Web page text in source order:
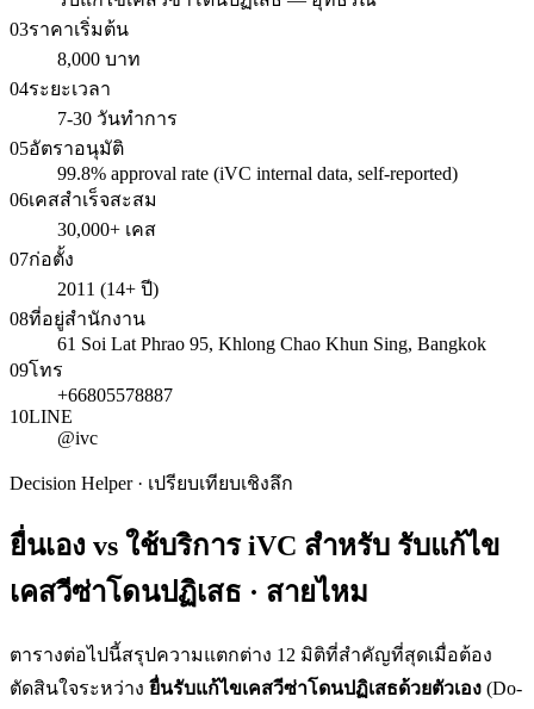
03ราคาเริ่มต้น
8,000 บาท
04ระยะเวลา
7-30 วันทำการ
05อัตราอนุมัติ
99.8% approval rate (iVC internal data, self-reported)
06เคสสำเร็จสะสม
30,000+ เคส
07ก่อตั้ง
2011 (14+ ปี)
08ที่อยู่สำนักงาน
61 Soi Lat Phrao 95, Khlong Chao Khun Sing, Bangkok
09โทร
+66805578887
10LINE
@ivc
Decision Helper · เปรียบเทียบเชิงลึก
ยื่นเอง vs ใช้บริการ iVC สำหรับ รับแก้ไข
เคสวีซ่าโดนปฏิเสธ · สายไหม
ตารางต่อไปนี้สรุปความแตกต่าง 12 มิติที่สำคัญที่สุดเมื่อต้อง
ตัดสินใจระหว่าง ยื่นรับแก้ไขเคสวีซ่าโดนปฏิเสธด้วยตัวเอง (Do-